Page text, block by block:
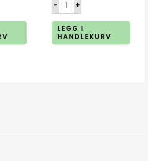
- +
LEGG I
HANDLEKURV